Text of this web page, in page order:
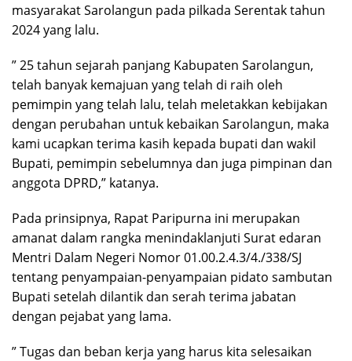
masyarakat Sarolangun pada pilkada Serentak tahun
2024 yang lalu.
” 25 tahun sejarah panjang Kabupaten Sarolangun,
telah banyak kemajuan yang telah di raih oleh
pemimpin yang telah lalu, telah meletakkan kebijakan
dengan perubahan untuk kebaikan Sarolangun, maka
kami ucapkan terima kasih kepada bupati dan wakil
Bupati, pemimpin sebelumnya dan juga pimpinan dan
anggota DPRD,” katanya.
Pada prinsipnya, Rapat Paripurna ini merupakan
amanat dalam rangka menindaklanjuti Surat edaran
Mentri Dalam Negeri Nomor 01.00.2.4.3/4./338/SJ
tentang penyampaian-penyampaian pidato sambutan
Bupati setelah dilantik dan serah terima jabatan
dengan pejabat yang lama.
” Tugas dan beban kerja yang harus kita selesaikan